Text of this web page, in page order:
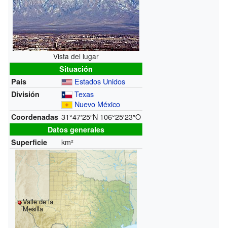
Vista del lugar
Situación
País
Estados Unidos
División
Texas
Nuevo México
Coordenadas 31°47′25″N 106°25′23″O
Datos generales
Superficie
km²
Valle de la
Mesilla